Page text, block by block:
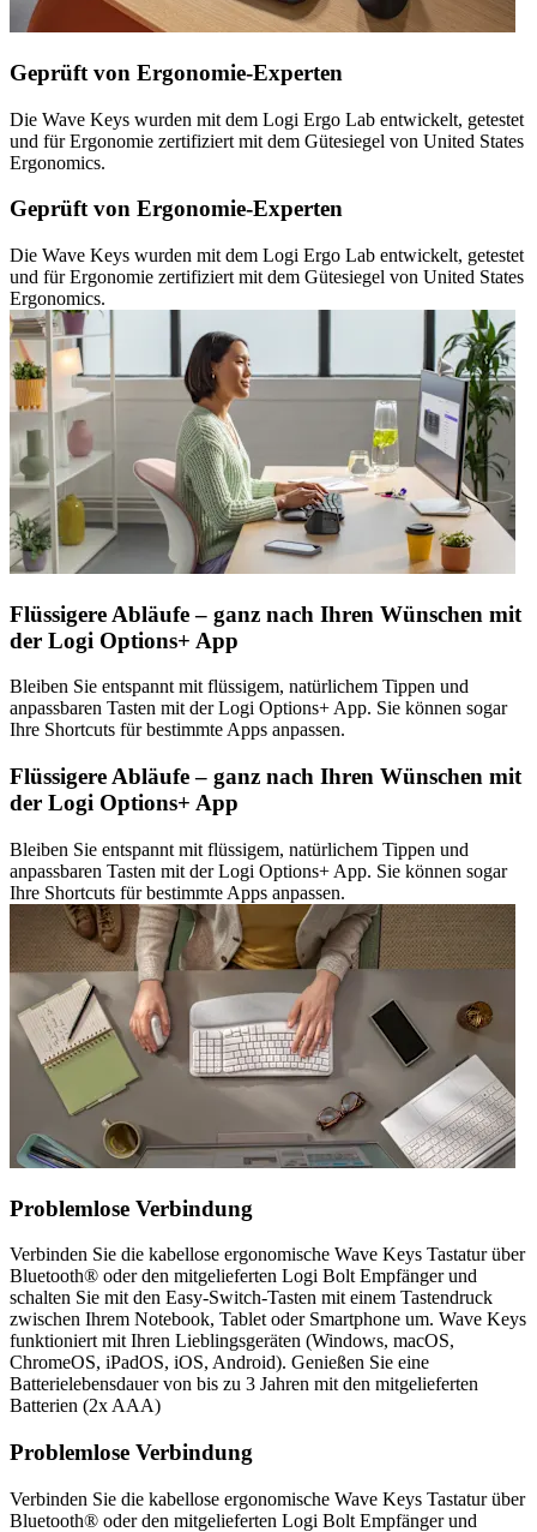
Geprüft von Ergonomie-Experten
Die Wave Keys wurden mit dem Logi Ergo Lab entwickelt, getestet
und für Ergonomie zertifiziert mit dem Gütesiegel von United States
Ergonomics.
Geprüft von Ergonomie-Experten
Die Wave Keys wurden mit dem Logi Ergo Lab entwickelt, getestet
und für Ergonomie zertifiziert mit dem Gütesiegel von United States
Ergonomics.
Flüssigere Abläufe – ganz nach Ihren Wünschen mit
der Logi Options+ App
Bleiben Sie entspannt mit flüssigem, natürlichem Tippen und
anpassbaren Tasten mit der Logi Options+ App. Sie können sogar
Ihre Shortcuts für bestimmte Apps anpassen.
Flüssigere Abläufe – ganz nach Ihren Wünschen mit
der Logi Options+ App
Bleiben Sie entspannt mit flüssigem, natürlichem Tippen und
anpassbaren Tasten mit der Logi Options+ App. Sie können sogar
Ihre Shortcuts für bestimmte Apps anpassen.
Problemlose Verbindung
Verbinden Sie die kabellose ergonomische Wave Keys Tastatur über
Bluetooth® oder den mitgelieferten Logi Bolt Empfänger und
schalten Sie mit den Easy-Switch-Tasten mit einem Tastendruck
zwischen Ihrem Notebook, Tablet oder Smartphone um. Wave Keys
funktioniert mit Ihren Lieblingsgeräten (Windows, macOS,
ChromeOS, iPadOS, iOS, Android). Genießen Sie eine
Batterielebensdauer von bis zu 3 Jahren mit den mitgelieferten
Batterien (2x AAA)
Problemlose Verbindung
Verbinden Sie die kabellose ergonomische Wave Keys Tastatur über
Bluetooth® oder den mitgelieferten Logi Bolt Empfänger und